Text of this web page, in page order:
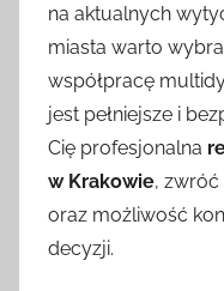
na aktualnych
miasta warto
współpracę
jest pełniejsze i
Cię profesjonalna
w Krakowie, zwróć
oraz możliwość
decyzji.